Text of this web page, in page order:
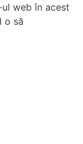
web în acest
o să